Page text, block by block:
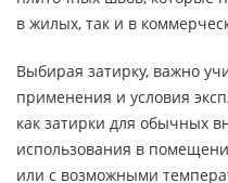
в жилых, так и в
Выбирая затирку, важно
применения и условия
как затирки для обычных
использования в
или с возможными